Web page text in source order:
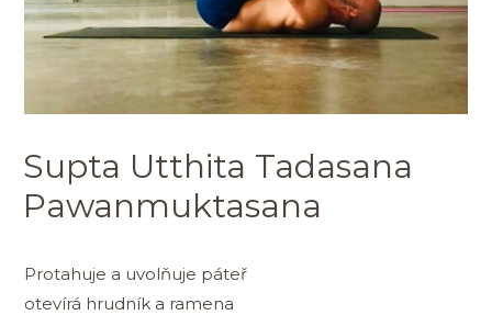
Supta Utthita Tadasana
Pawanmuktasana
Protahuje a uvolňuje páteř
otevírá hrudník a ramena